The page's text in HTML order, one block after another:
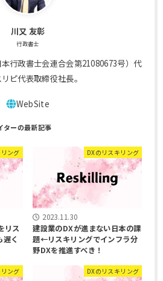
川又 友彰
行政書士
行政書士会連合会第21080673号）代
ピ代表取締役社長。
ング
リス
く
DXのリスキリング
2023.11.30
建設業のDXが進まない日本の課
題←リスキリングでインフラ分
野DXを推進すべき！
ング DXのリスキリング